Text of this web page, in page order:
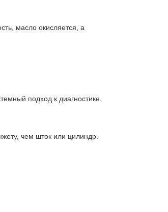
масло окисляется, а
подход к диагностике.
чем шток или цилиндр.